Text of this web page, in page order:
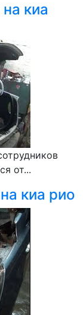
киа
от...
киа рио